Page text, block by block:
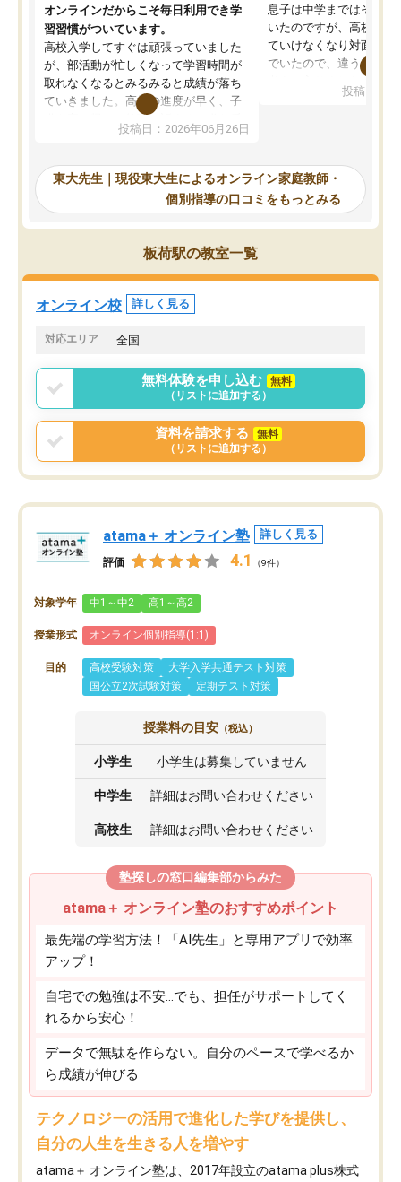
オンラインだからこそ毎日利用でき学
習習慣がついています。
高校入学してすぐは頑張っていました
が、部活動が忙しくなって学習時間が
取れなくなるとみるみると成績が落ち
ていきました。高校の進度が早く、子
供も家に帰って勉強の話すると嫌な反
応を示します。東大先生にお願いして
れるので、親としても安心です。毎日
使える自習室とかもあり、わからない
ところがあれば先生が回答してくれる
のも重宝しています。
投稿日：2026年06月26日
息子は中学まではそこそ
いたのですが、高校に入
ていけなくなり対面の塾
でいたので、違うアプロ
で、当初は模試でD判定
自習室が毎日使えていつ
るのが心強かったよう
謝です。
投稿日：
東大先生｜現役東大生によるオンライン家庭教師・
個別指導の口コミをもっとみる
板荷駅の教室一覧
オンライン校 詳しく見る
対応エリア 全国
無料体験を申し込む
無料
（リストに追加する）
資料を請求する
無料
（リストに追加する）
atama＋ オンライン塾 詳しく見る
評価 4.1 （9件）
対象学年 中1～中2 高1～高2
授業形式 オンライン個別指導(1:1)
目的 高校受験対策
大学入学共通テスト対策
国公立2次試験対策
定期テスト対策
授業料の目安 （税込）
小学生 小学生は募集していません
中学生 詳細はお問い合わせください
高校生 詳細はお問い合わせください
塾探しの窓口編集部からみた
atama＋ オンライン塾のおすすめポイント
最先端の学習方法！「AI先生」と専用アプリで効率
アップ！
自宅での勉強は不安…でも、担任がサポートしてく
れるから安心！
データで無駄を作らない。自分のペースで学べるか
ら成績が伸びる
テクノロジーの活用で進化した学びを提供し、
自分の人生を生きる人を増やす
atama＋ オンライン塾は、2017年設立のatama plus株式